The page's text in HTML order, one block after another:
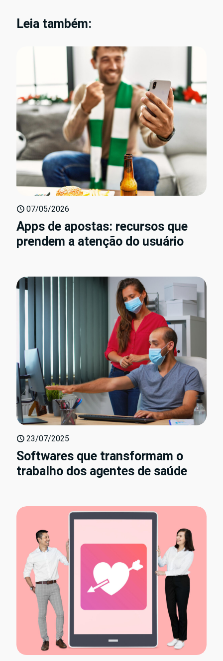
Leia também:
07/05/2026
Apps de apostas: recursos que
prendem a atenção do usuário
23/07/2025
Softwares que transformam o
trabalho dos agentes de saúde